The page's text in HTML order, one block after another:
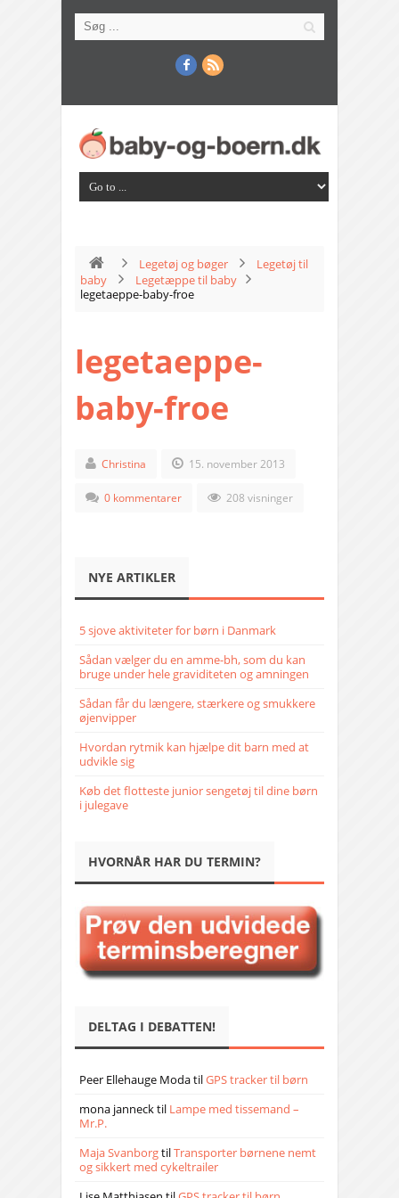
Legetøj og bøger
Legetøj til
baby
Legetæppe til baby
legetaeppe-baby-froe
legetaeppe-
baby-froe
Christina 15. november 2013
0 kommentarer 208 visninger
NYE ARTIKLER
5 sjove aktiviteter for børn i Danmark
Sådan vælger du en amme-bh, som du kan
bruge under hele graviditeten og amningen
Sådan får du længere, stærkere og smukkere
øjenvipper
Hvordan rytmik kan hjælpe dit barn med at
udvikle sig
Køb det flotteste junior sengetøj til dine børn
i julegave
HVORNÅR HAR DU TERMIN?
DELTAG I DEBATTEN!
Peer Ellehauge ModatilGPS tracker til børn
mona jannecktil Lampe med tissemand –
Mr.P.
Maja SvanborgtilTransporter børnene nemt
og sikkert med cykeltrailer